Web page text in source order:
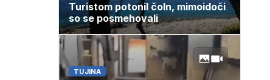
Turistom potonil čoln, mimoidoči
so se posmehovali
TUJINA